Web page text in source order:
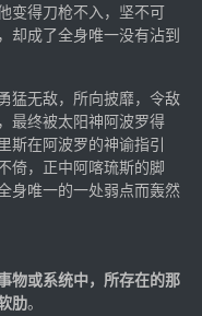
变得刀枪不入，坚不可
却成了全身唯一没有沾到
猛无敌，所向披靡，令敌
最终被太阳神阿波罗得
斯在阿波罗的神谕指引
倚，正中阿喀琉斯的脚
身唯一的一处弱点而轰然
物或系统中，所存在的那
肋。